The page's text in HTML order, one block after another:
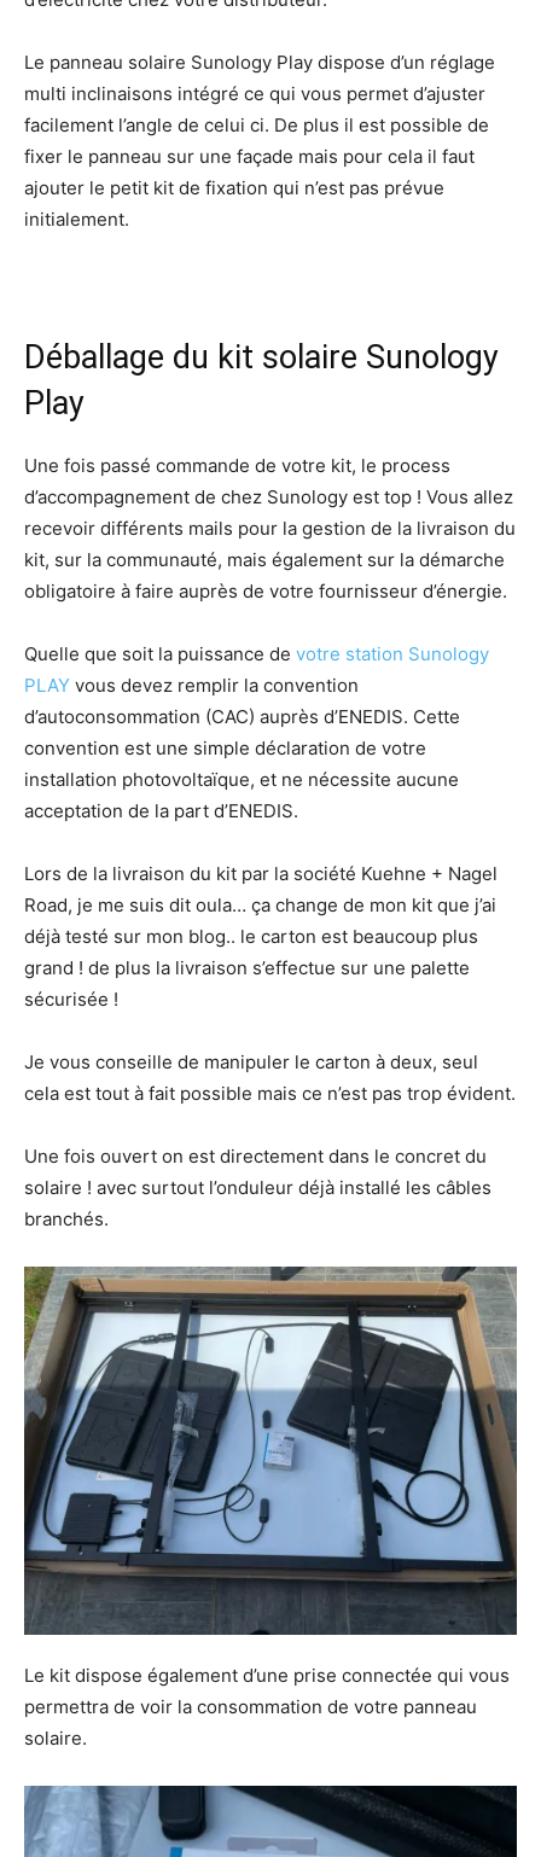
Le panneau solaire Sunology Play dispose d’un réglage
multi inclinaisons intégré ce qui vous permet d’ajuster
facilement l’angle de celui ci. De plus il est possible de
fixer le panneau sur une façade mais pour cela il faut
ajouter le petit kit de fixation qui n’est pas prévue
initialement.
Déballage du kit solaire Sunology
Play
Une fois passé commande de votre kit, le process
d’accompagnement de chez Sunology est top ! Vous allez
recevoir différents mails pour la gestion de la livraison du
kit, sur la communauté, mais également sur la démarche
obligatoire à faire auprès de votre fournisseur d’énergie.
Quelle que soit la puissance de votre station Sunology
PLAY vous devez remplir la convention
d’autoconsommation (CAC) auprès d’ENEDIS. Cette
convention est une simple déclaration de votre
installation photovoltaïque, et ne nécessite aucune
acceptation de la part d’ENEDIS.
Lors de la livraison du kit par la société Kuehne + Nagel
Road, je me suis dit oula… ça change de mon kit que j’ai
déjà testé sur mon blog.. le carton est beaucoup plus
grand ! de plus la livraison s’effectue sur une palette
sécurisée !
Je vous conseille de manipuler le carton à deux, seul
cela est tout à fait possible mais ce n’est pas trop évident.
Une fois ouvert on est directement dans le concret du
solaire ! avec surtout l’onduleur déjà installé les câbles
branchés.
Le kit dispose également d’une prise connectée qui vous
permettra de voir la consommation de votre panneau
solaire.